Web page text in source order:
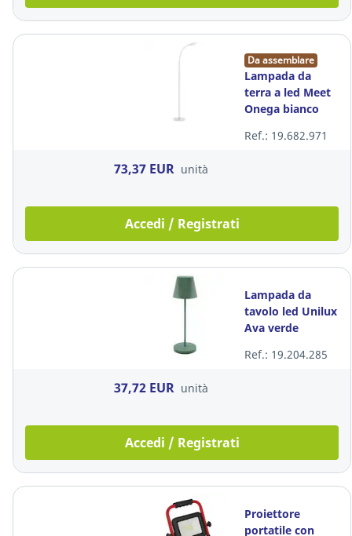
Da assemblare
Lampada da
terra a led Meet
Onega bianco
Ref.: 19.682.971
73,37 EUR unità
Accedi / Registrati
Lampada da
tavolo led Unilux
Ava verde
Ref.: 19.204.285
37,72 EUR unità
Accedi / Registrati
Proiettore
portatile con